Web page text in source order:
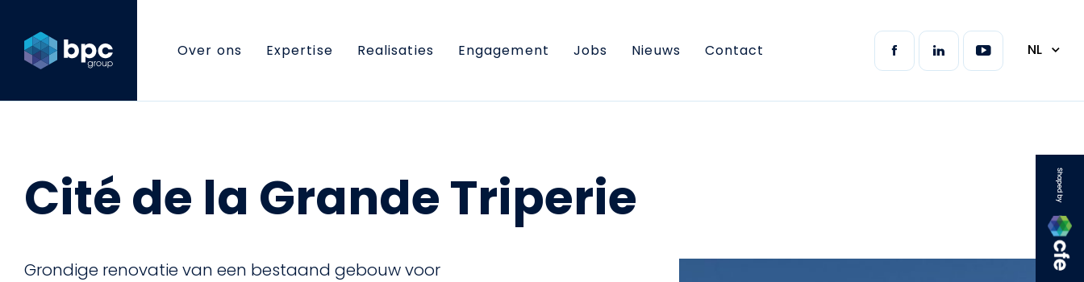
CFE
Over ons Expertise Realisaties Engagement Jobs Nieuws Contact NL
Cité de la Grande Triperie
Grondige renovatie van een bestaand gebouw voor